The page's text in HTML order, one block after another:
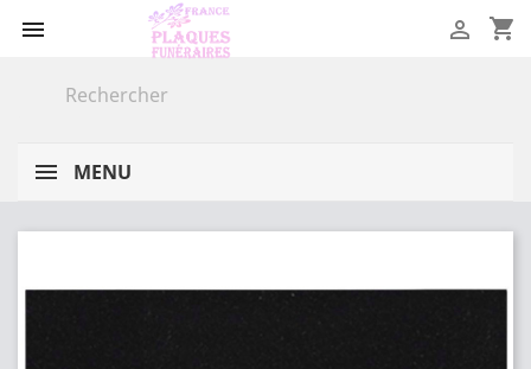
 shopping_cart

MENU